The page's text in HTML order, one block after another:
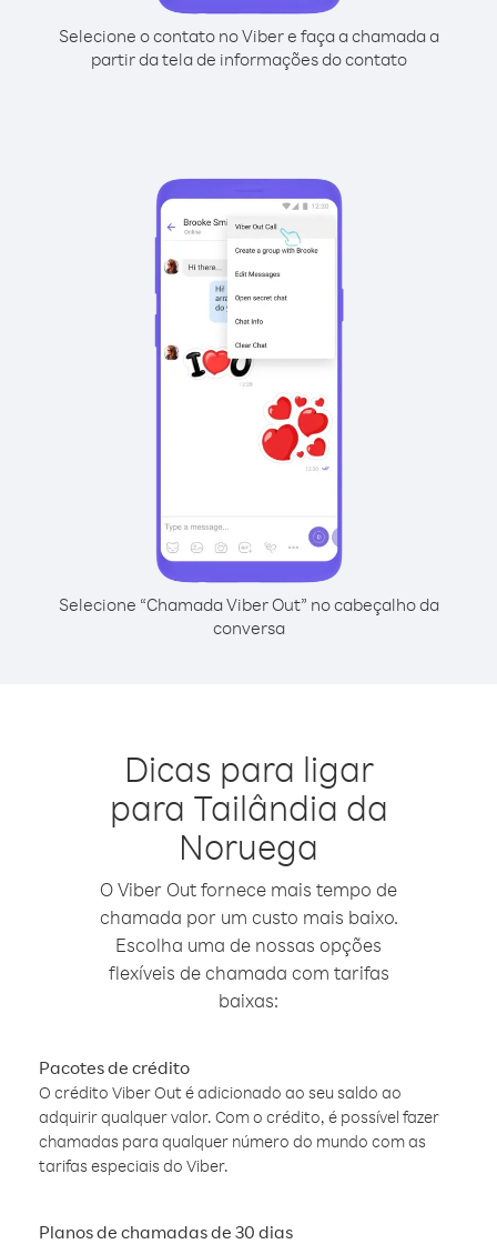
Selecione o contato no Viber e faça a chamada a
partir da tela de informações do contato
Selecione “Chamada Viber Out” no cabeçalho da
conversa
Dicas para ligar
para Tailândia da
Noruega
O Viber Out fornece mais tempo de
chamada por um custo mais baixo.
Escolha uma de nossas opções
flexíveis de chamada com tarifas
baixas:
Pacotes de crédito
O crédito Viber Out é adicionado ao seu saldo ao
adquirir qualquer valor. Com o crédito, é possível fazer
chamadas para qualquer número do mundo com as
tarifas especiais do Viber.
Planos de chamadas de 30 dias